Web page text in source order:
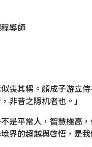
導師
喪其耦。顏成子游立
非昔之隱机者也。」
是平常人，智慧極高
界的超越與啓悟，是